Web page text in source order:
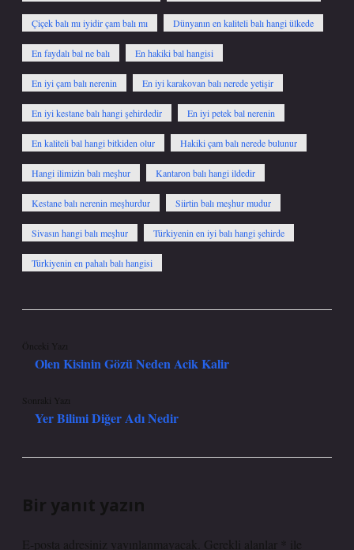
Çiçek balı mı iyidir çam balı mı Dünyanın en kaliteli balı hangi ülkede
En faydalı bal ne balı En hakiki bal hangisi
En iyi çam balı nerenin En iyi karakovan balı nerede yetişir
En iyi kestane balı hangi şehirdedir En iyi petek bal nerenin
En kaliteli bal hangi bitkiden olur Hakiki çam balı nerede bulunur
Hangi ilimizin balı meşhur Kantaron balı hangi ildedir
Kestane balı nerenin meşhurdur Siirtin balı meşhur mudur
Sivasın hangi balı meşhur Türkiyenin en iyi balı hangi şehirde
Türkiyenin en pahalı balı hangisi
Önceki Yazı
Olen Kisinin Gözü Neden Acik Kalir
Sonraki Yazı
Yer Bilimi Diğer Adı Nedir
Bir yanıt yazın
E-posta adresiniz yayınlanmayacak. Gerekli alanlar
ile